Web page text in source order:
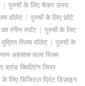
| पुरुषों के लिए चेकर उभरा
वॉलेट | पुरुषों के लिए छोटे
रंगीन स्पॉट | पुरुषों के लिए
स्लिम वॉलेट | पुरुषों के
अहसास वाला स्लिम
ब्रांड क्विल्टिंग जिपर
के लिए डिजिटल प्रिंट डिज़ाइन